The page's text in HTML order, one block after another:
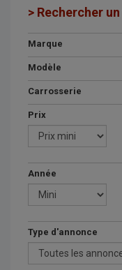
> Rechercher
Marque
Modèle
Carrosserie
Prix
Année
Type d'annonce